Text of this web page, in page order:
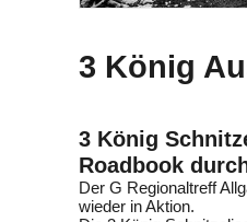
3 König
3 König
Roadbook
Der G Regionaltreff
wieder in Aktion.